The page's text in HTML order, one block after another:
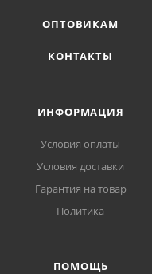
ОПТОВИКАМ
КОНТАКТЫ
ИНФОРМАЦИЯ
Условия оплаты
Условия доставки
Гарантия на товар
Политика
ПОМОЩЬ